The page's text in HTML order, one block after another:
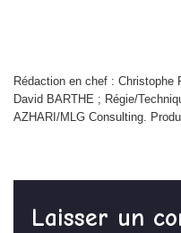
Rédaction en chef :
David BARTHE ; Régie/
AZHARI/MLG Consulting.
Laisser un